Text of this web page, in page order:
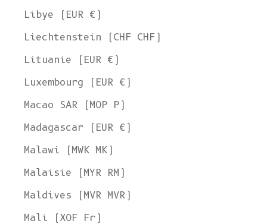
Libye (EUR €)
Liechtenstein (CHF CHF)
Lituanie (EUR €)
Luxembourg (EUR €)
Macao SAR (MOP P)
Madagascar (EUR €)
Malawi (MWK MK)
Malaisie (MYR RM)
Maldives (MVR MVR)
Mali (XOF Fr)